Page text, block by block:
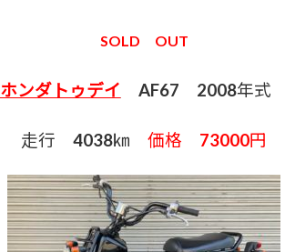
SOLD OUT
ホンダトゥデイ AF67 2008年式
走行 4038㎞ 価格 73000円